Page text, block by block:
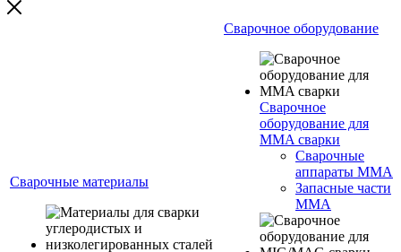
Сварочные материалы
Сварочное оборудование
Сварочное
оборудование для
MMA сварки
Сварочные
аппараты MMA
Запасные части
MMA